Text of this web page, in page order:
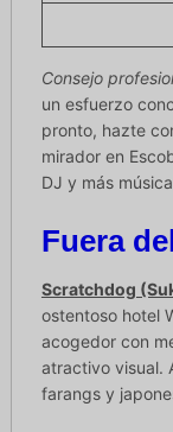
Consejo
un esfuerzo
pronto, hazte
mirador en
DJ y más
Fuera
Scratchdog
ostentoso hotel
acogedor con
atractivo visual.
farangs y